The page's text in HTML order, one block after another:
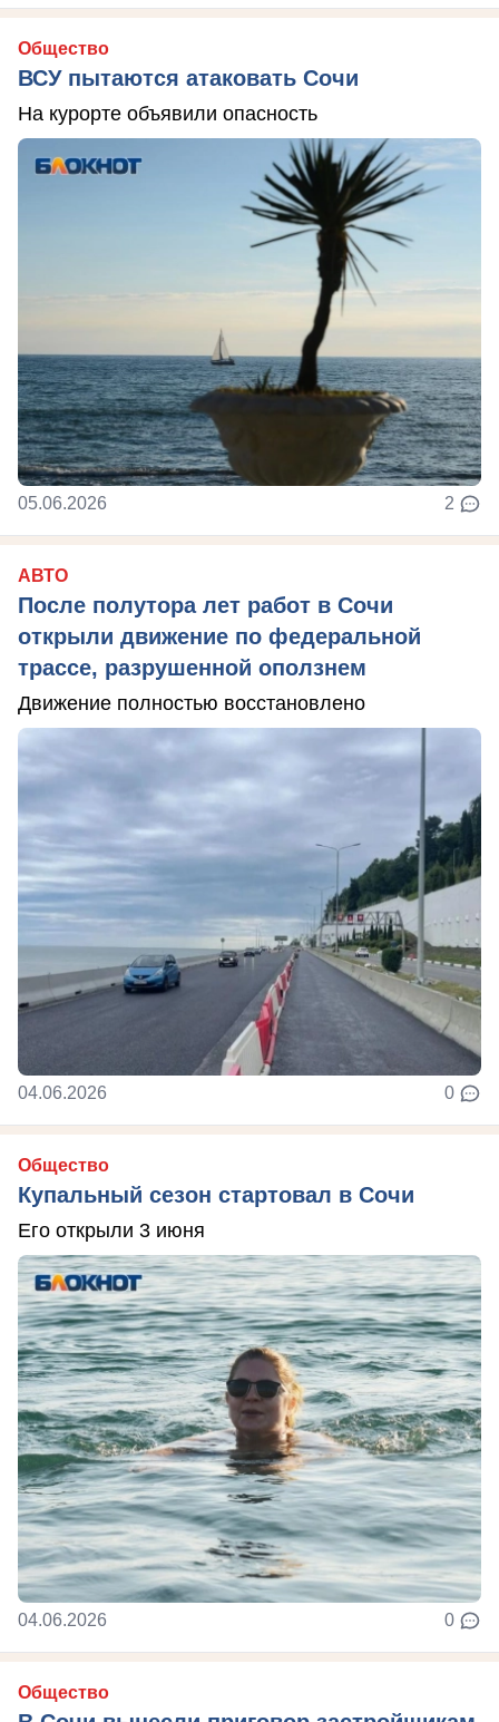
Общество
ВСУ пытаются атаковать Сочи
На курорте объявили опасность
05.06.2026 2
АВТО
После полутора лет работ в Сочи
открыли движение по федеральной
трассе, разрушенной оползнем
Движение полностью восстановлено
04.06.2026 0
Общество
Купальный сезон стартовал в Сочи
Его открыли 3 июня
04.06.2026 0
Общество